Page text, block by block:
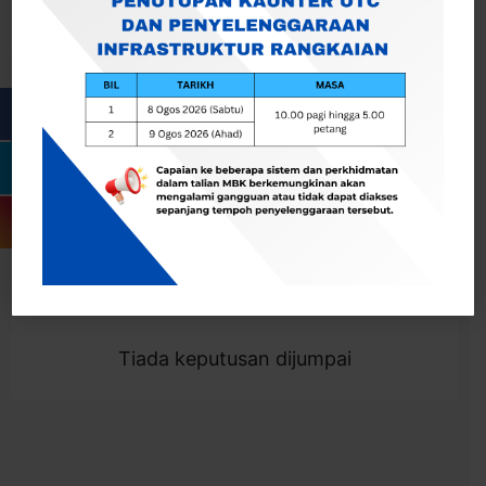
Togol Penapis
Showing 0 result
Tiada keputusan dijumpai